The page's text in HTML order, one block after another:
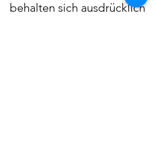
behalten sich ausdrücklich